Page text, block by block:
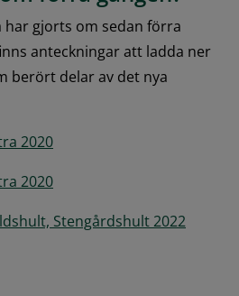
har gjorts om sedan förra
anteckningar att ladda ner
berört delar av det nya
2020pdf, 295.1 kB.
2020pdf, 73.9 kB.
Stengårdshult 2022